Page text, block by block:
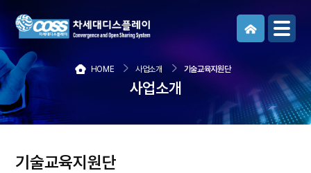
메뉴보기
HOME 사업소개 기술교육지원단
사업소개
기술교육지원단